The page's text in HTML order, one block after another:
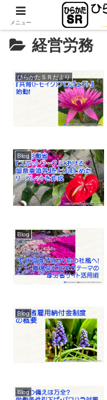
経営労務
ひらかたＳＲだより
Blog
Blog
Blog
Blog
メニュー